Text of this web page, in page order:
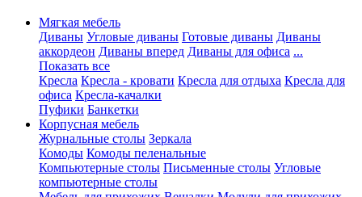
Мягкая мебель
Диваны Угловые диваны Готовые диваны Диваны
аккордеон Диваны вперед Диваны для офиса ...
Показать все
Кресла Кресла - кровати Кресла для отдыха Кресла для
офиса Кресла-качалки
Пуфики Банкетки
Корпусная мебель
Журнальные столы Зеркала
Комоды Комоды пеленальные
Компьютерные столы Письменные столы Угловые
компьютерные столы